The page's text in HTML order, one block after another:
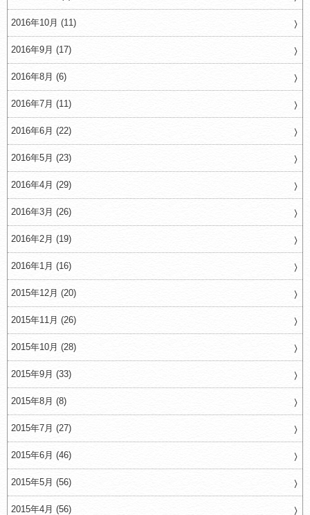
2016年10月 (11)
2016年9月 (17)
2016年8月 (6)
2016年7月 (11)
2016年6月 (22)
2016年5月 (23)
2016年4月 (29)
2016年3月 (26)
2016年2月 (19)
2016年1月 (16)
2015年12月 (20)
2015年11月 (26)
2015年10月 (28)
2015年9月 (33)
2015年8月 (8)
2015年7月 (27)
2015年6月 (46)
2015年5月 (56)
2015年4月 (56)